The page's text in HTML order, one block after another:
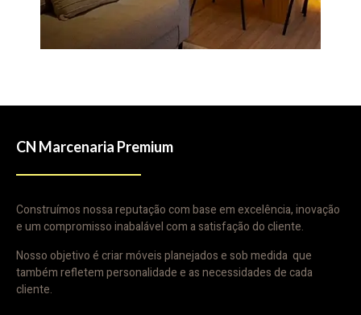
CN Marcenaria Premium
Construímos nossa reputação com base em excelência, inovação
e um compromisso inabalável com a satisfação do cliente.
Nosso objetivo é criar móveis planejados e sob medida que
também refletem personalidade e as necessidades de cada
cliente.